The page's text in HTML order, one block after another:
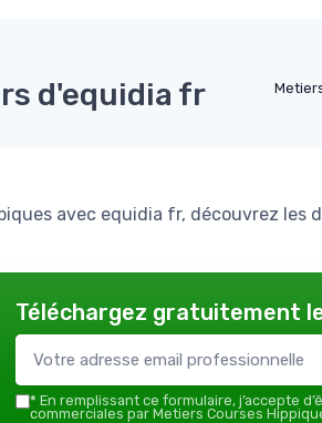
d'equidia fr
avec equidia fr, découvrez
Téléchargez gratuitement
* En remplissant ce formulaire, j’accepte
commerciales par Metiers Courses